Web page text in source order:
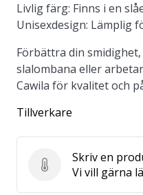
Livlig färg: Finns i en
Unisexdesign: Lämplig
Förbättra din
slalombana eller
Cawila för kvalitet och
Tillverkare
Skriv en
Skriv en
Vi vill gärna